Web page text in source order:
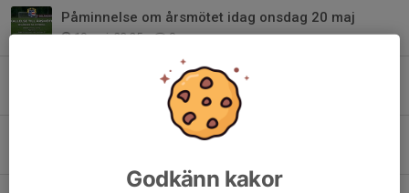
Påminnelse om årsmötet idag onsdag 20 maj
19 maj, 23:25 0
Ny omgång av Föreningsrullen!
0
Hjälp oss - Prata med era barn
Godkänn kakor